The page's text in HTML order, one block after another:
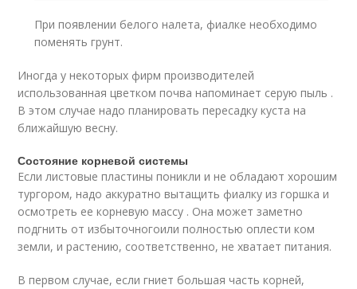
При появлении белого налета, фиалке необходимо
поменять грунт.
Иногда у некоторых фирм производителей
использованная цветком почва напоминает серую пыль .
В этом случае надо планировать пересадку куста на
ближайшую весну.
Состояние корневой системы
Если листовые пластины поникли и не обладают хорошим
тургором, надо аккуратно вытащить фиалку из горшка и
осмотреть ее корневую массу . Она может заметно
подгнить от избыточногоили полностью оплести ком
земли, и растению, соответственно, не хватает питания.
В первом случае, если гниет большая часть корней,